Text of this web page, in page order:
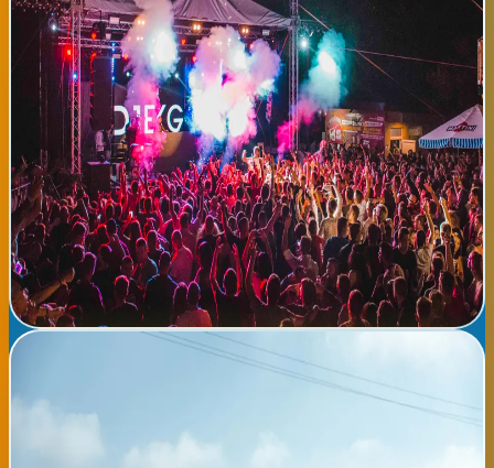
📍 Bilbao El Ayuntamiento de Bilbao presenta la tercera edición
de su festival de verano con actuaciones musicales gratuitas en
la Ría de Bilbao. Durante cuatro días consecutivos, artistas
locales e internacionales ofrecerán conciertos de diversos
géneros: pop, jazz, música tradicional vasca y world music. Los
escenarios estarán ubicados en la zona de Abandoibarra, con
acceso libre y gratuito para toda la familia. La programación
incluye actividades paralelas como talleres de danza,
gastronomía local, zona infantil y mercadillo de artesanía. Se
recomienda asistir con anterioridad para ocupar los mejores
lugares. Entrada completamente gratuita. Organizado por el
Ayuntamiento de Bilbao con colaboración de entidades
culturales vascas.
Ver detalles completos →
📅
domingo, 09 de agosto de 2026
Inclusión